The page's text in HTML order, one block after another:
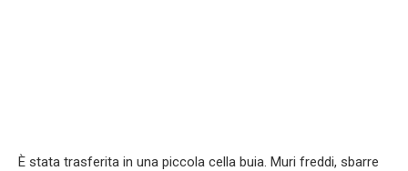
È stata trasferita in una piccola cella buia. Muri freddi, sbarre